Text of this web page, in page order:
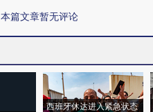
本篇文章暂无评论
西班牙休达进入紧急状态